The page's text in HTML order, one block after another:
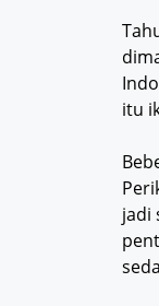
itu
jadi